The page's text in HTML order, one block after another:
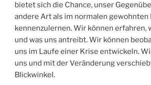
bietet sich die Chance, unser
andere Art als im normalen gewohnten
kennenzulernen. Wir können erfahren,
und was uns antreibt. Wir können
uns im Laufe einer Krise entwickeln.
uns und mit der Veränderung
Blickwinkel.